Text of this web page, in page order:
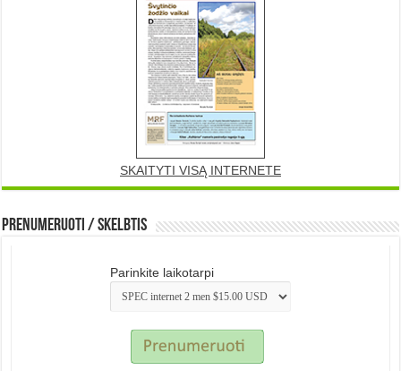
SKAITYTI VISĄ INTERNETE
Prenumeruoti / Skelbtis
Parinkite laikotarpi